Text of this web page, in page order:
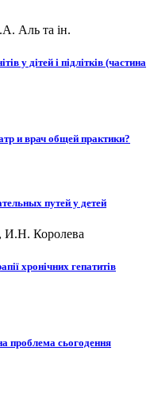
Аль та ін.
у дітей і підлітків (частина
и врач общей практики?
путей у детей
Королева
хронічних гепатитів
проблема сьогодення